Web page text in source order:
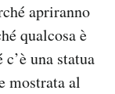
apriranno
qualcosa è
una statua
mostrata al